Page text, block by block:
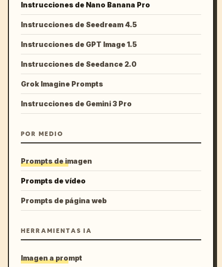
Instrucciones de Nano Banana Pro
Instrucciones de Seedream 4.5
Instrucciones de GPT Image 1.5
Instrucciones de Seedance 2.0
Grok Imagine Prompts
Instrucciones de Gemini 3 Pro
POR MEDIO
Prompts de imagen
Prompts de vídeo
Prompts de página web
HERRAMIENTAS IA
Imagen a prompt